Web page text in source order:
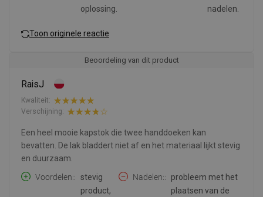
oplossing.
nadelen.
Toon originele reactie
Beoordeling van dit product
RaisJ
Kwaliteit:
Verschijning:
Een heel mooie kapstok die twee handdoeken kan
bevatten. De lak bladdert niet af en het materiaal lijkt stevig
en duurzaam.
Voordelen:
stevig
product,
Nadelen:
probleem met het
plaatsen van de